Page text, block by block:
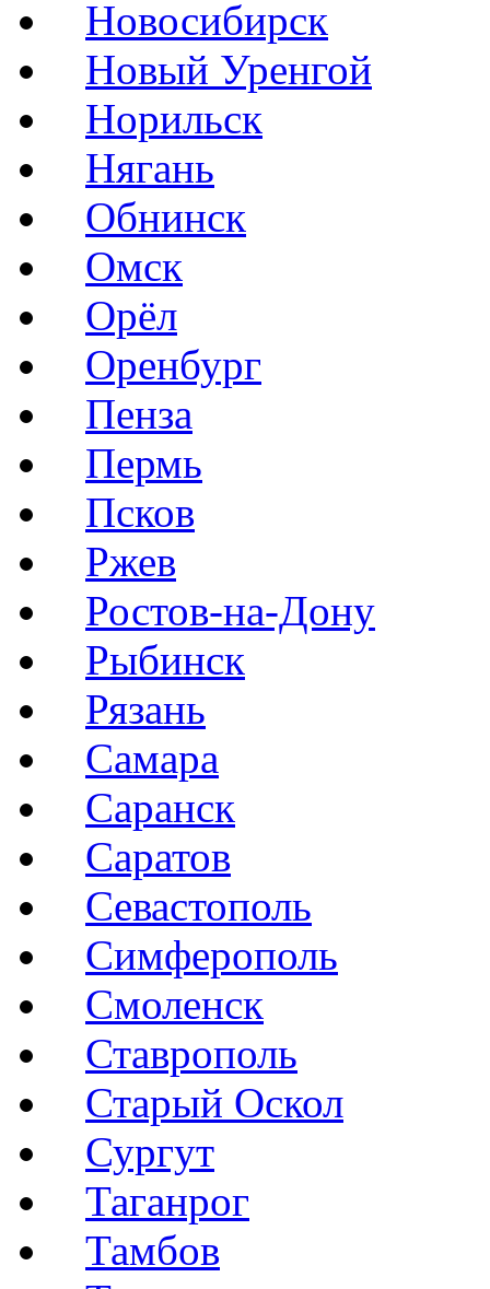
Новосибирск
Новый Уренгой
Норильск
Нягань
Обнинск
Омск
Орёл
Оренбург
Пенза
Пермь
Псков
Ржев
Ростов-на-Дону
Рыбинск
Рязань
Самара
Саранск
Саратов
Севастополь
Симферополь
Смоленск
Ставрополь
Старый Оскол
Сургут
Таганрог
Тамбов